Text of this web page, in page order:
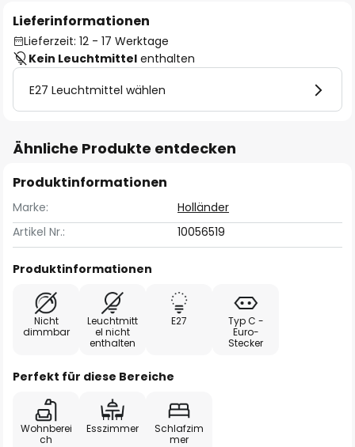
Lieferinformationen
Lieferzeit: 12 - 17 Werktage
Kein Leuchtmittel enthalten
E27 Leuchtmittel wählen
Ähnliche Produkte entdecken
Produktinformationen
Marke:
Holländer
Artikel Nr.:
10056519
Produktinformationen
Nicht
dimmbar
Leuchtmitt
el nicht
enthalten
E27
Typ C -
Euro-
Stecker
Perfekt für diese Bereiche
Wohnberei
ch
Esszimmer
Schlafzim
mer